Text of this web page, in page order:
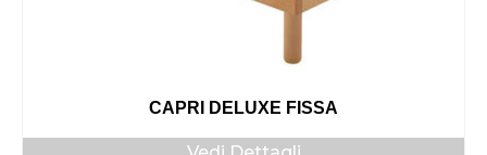
CAPRI DELUXE FISSA